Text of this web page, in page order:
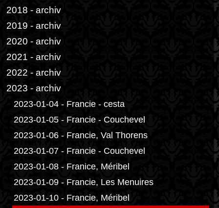
2018 - archiv
2019 - archiv
2020 - archiv
2021 - archiv
2022 - archiv
2023 - archiv
2023-01-04 - Francie - cesta
2023-01-05 - Francie - Couchevel
2023-01-06 - Francie, Val Thorens
2023-01-07 - Francie - Couchevel
2023-01-08 - Franice, Méribel
2023-01-09 - Francie, Les Menuires
2023-01-10 - Francie, Méribel